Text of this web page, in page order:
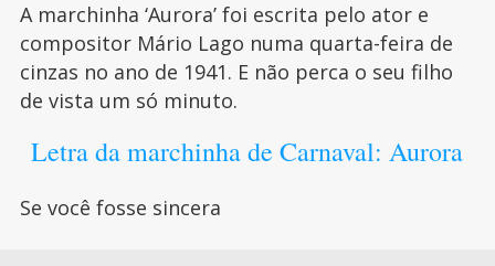
A marchinha ‘Aurora’ foi escrita pelo ator e
compositor Mário Lago numa quarta-feira de
cinzas no ano de 1941. E não perca o seu filho
de vista um só minuto.
Letra da marchinha de Carnaval: Aurora
Se você fosse sincera